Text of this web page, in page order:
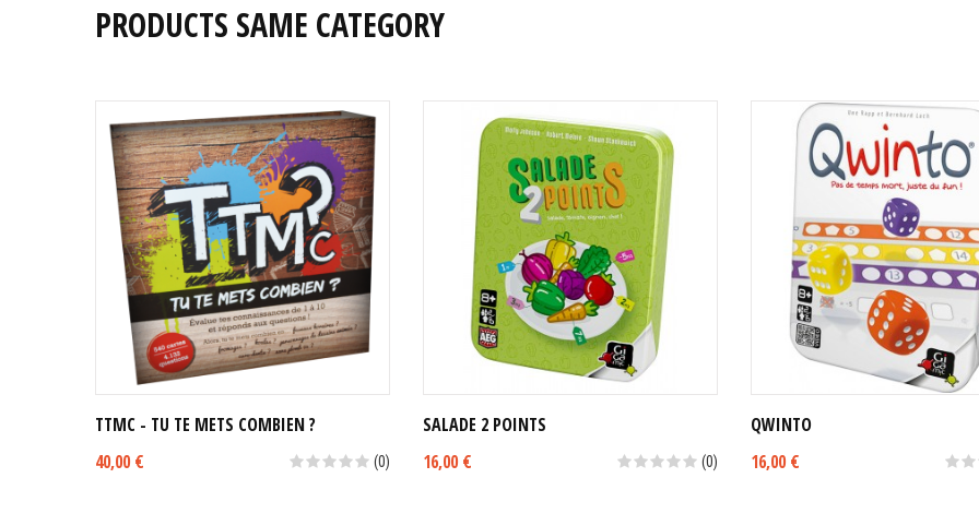
PRODUCTS SAME CATEGORY
TTMC - TU TE METS COMBIEN ?
40,00 €
(0)
SALADE 2 POINTS
16,00 €
(0)
QWINTO
16,00 €